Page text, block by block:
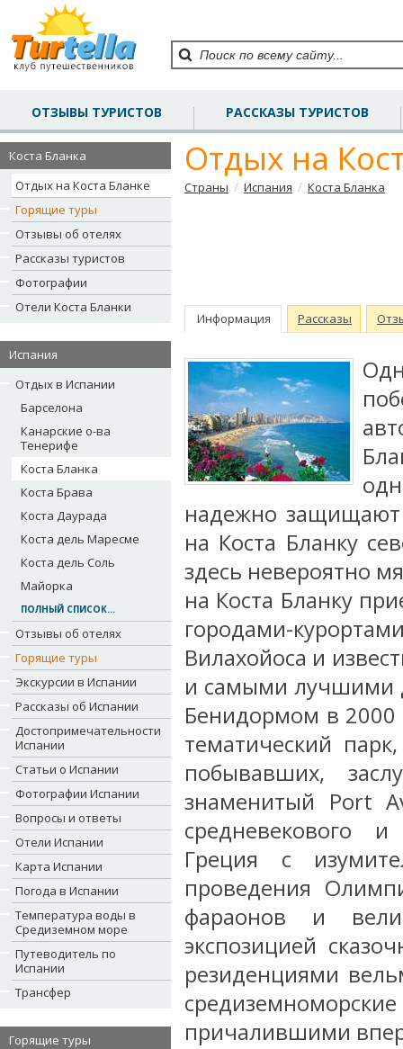
ОТЗЫВЫ ТУРИСТОВ РАССКАЗЫ ТУРИСТОВ
Коста Бланка
Отдых на Коста Бланке
Горящие туры
Отзывы об отелях
Рассказы туристов
Фотографии
Отели Коста Бланки
Испания
Отдых в Испании
Барселона
Канарские о-ва
Тенерифе
Коста Бланка
Коста Брава
Коста Даурада
Коста дель Маресме
Коста дель Соль
Майорка
ПОЛНЫЙ СПИСОК...
Отзывы об отелях
Горящие туры
Экскурсии в Испании
Рассказы об Испании
Достопримечательности
Испании
Статьи о Испании
Фотографии Испании
Вопросы и ответы
Отели Испании
Карта Испании
Погода в Испании
Температура воды в
Средиземном море
Путеводитель по
Испании
Трансфер
Горящие туры
Отдых на
Страны / Испания / Коста Бланка
Информация Рассказы
надежно защищают
на Коста Бланку
здесь невероятно
на Коста Бланку
городами-
Вилахойоса и
и самыми лучшими
Бенидормом в 2000
тематический
побывавших,
знаменитый Port
средневекового
Греция с
проведения
фараонов и
экспозицией
резиденциями
причалившими